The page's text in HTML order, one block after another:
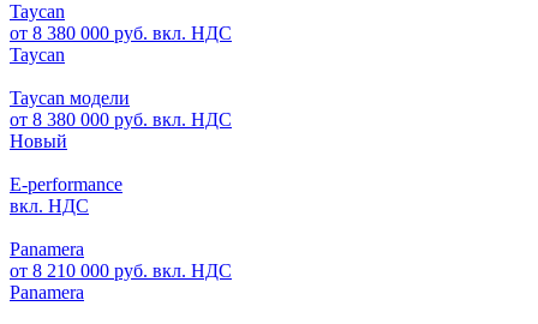
Taycan
от 8 380 000 руб. вкл. НДС
Taycan
Taycan модели
от 8 380 000 руб. вкл. НДС
Новый
E-performance
вкл. НДС
Panamera
от 8 210 000 руб. вкл. НДС
Panamera